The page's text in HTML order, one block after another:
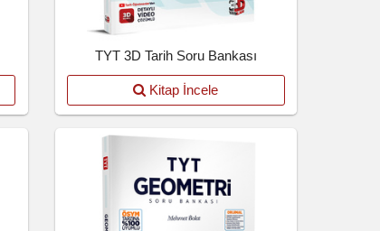
TYT 3D Tarih Soru Bankası
Kitap İncele